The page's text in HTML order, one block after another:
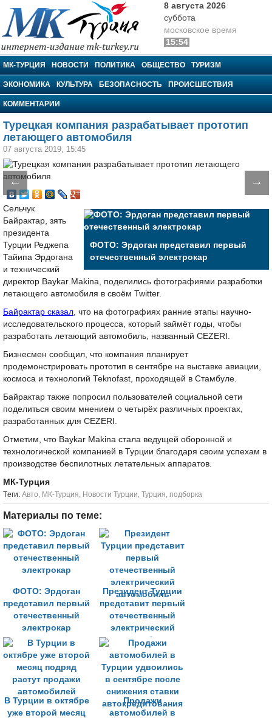
МК-Турция
8 августа 2026
суббота
московское время
15:54
МК-ТУРЦИЯ НОВОСТИ ПОЛИТИКА ОБЩЕСТВО ТУРИЗМ
ЭКОНОМИКА КУЛЬТУРА БЕЗОПАСНОСТЬ ПРОИСШЕСТВИЯ
КОММЕНТАРИИ
Турецкая компания разрабатывает прототип
летающего автомобиля
07 августа 2019, 15:45
← →
ФОТО: Эрдоган представил первый
отечественный электрокар
Сельчук
Байрактар, зять
президента
Турции Реджепа
Тайипа Эрдогана
и технический
директор Baykar Makina, поделились фотографиями разработки
летающего автомобиля в своём Twitter.
Байрактар сказал, что на фотографиях ранние этапы научно-
исследовательского процесса, который займёт годы, чтобы
разработать летающий автомобиль, названный CEZERI.
Бизнесмен сообщил, что компания планирует
продемонстрировать прототип в сентябре на выставке авиации,
космоса и технологий Teknofast, проходящей в Стамбуле.
Байрактар также попросил пользователей социальной сети
поделиться своим мнением о четырёх различных проектах,
разработанных для CEZERI.
Отметим, что Baykar Makina стала ведущей оборонной и
технологической компанией в Турции благодаря своим успехам в
производстве беспилотных летательных аппаратов.
МК-Турция
Tеги: Авто, МК-Турция, Новости Турции, Турция, подборка
Материалы по теме:
ФОТО: Эрдоган
представил первый
отечественный
электрокар
Президент Турции
представит первый
отечественный
электрический
автомобиль
В Турции в октябре
уже второй месяц
Продажи
автомобилей в